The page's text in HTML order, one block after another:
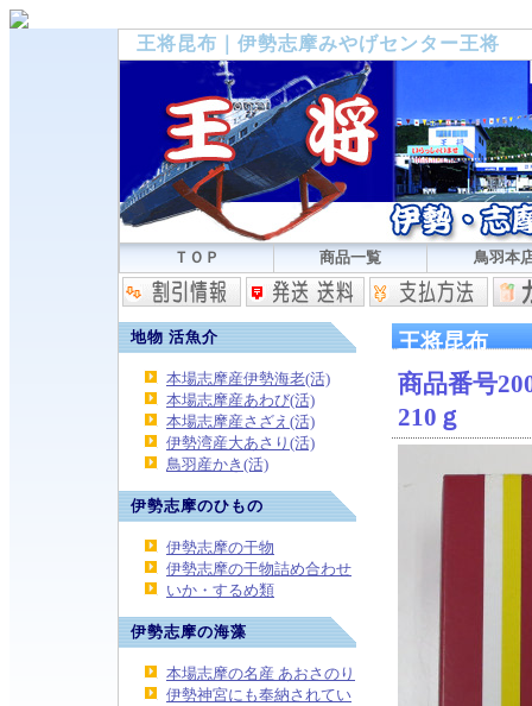
王将昆布｜伊勢志摩みやげセンター王将
ＴＯＰ 商品一覧 鳥羽本
地物 活魚介
本場志摩産伊勢海老(活)
本場志摩産あわび(活)
本場志摩産さざえ(活)
伊勢湾産大あさり(活)
鳥羽産かき(活)
伊勢志摩のひもの
伊勢志摩の干物
伊勢志摩の干物詰め合わせ
いか・するめ類
伊勢志摩の海藻
本場志摩の名産 あおさのり
伊勢神宮にも奉納されてい
王将昆布
商品番号
210ｇ